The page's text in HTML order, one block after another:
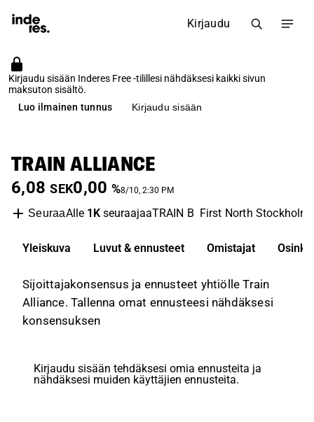
Kirjaudu
Kirjaudu sisään Inderes Free -tilillesi nähdäksesi kaikki sivun
maksuton sisältö.
Luo ilmainen tunnus
Kirjaudu sisään
TRAIN ALLIANCE
6,08 SEK0,00 %8/10, 2:30 PM
SeuraaAlle 1KseuraajaaTRAIN B First North Stockholm
Yleiskuva Luvut & ennusteet Omistajat Osinko
Sijoittajakonsensus ja ennusteet yhtiölle Train
Alliance. Tallenna omat ennusteesi nähdäksesi
konsensuksen
Kirjaudu sisään tehdäksesi omia ennusteita ja
nähdäksesi muiden käyttäjien ennusteita.